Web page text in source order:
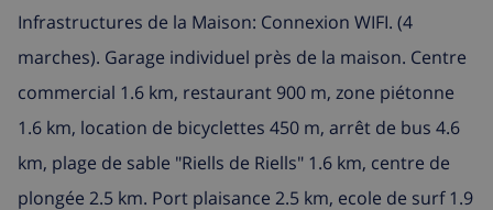
Infrastructures de la Maison: Connexion WIFI. (4
marches). Garage individuel près de la maison. Centre
commercial 1.6 km, restaurant 900 m, zone piétonne
1.6 km, location de bicyclettes 450 m, arrêt de bus 4.6
km, plage de sable "Riells de Riells" 1.6 km, centre de
plongée 2.5 km. Port plaisance 2.5 km, ecole de surf 1.9